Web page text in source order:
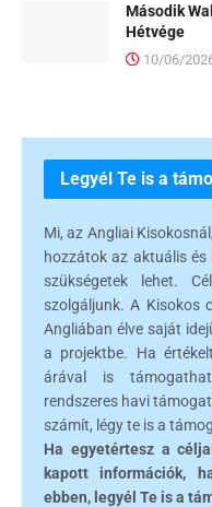
Második
Hétvége
10/06/
Legyél Te is a
Mi, az Angliai
hozzátok az aktuális
szükségetek lehet.
szolgáljunk. A Kisokos
Angliában élve saját
a projektbe. Ha
árával is
rendszeres havi
számít, légy te is a
Ha egyetértesz a
kapott információk,
ebben, legyél Te is a